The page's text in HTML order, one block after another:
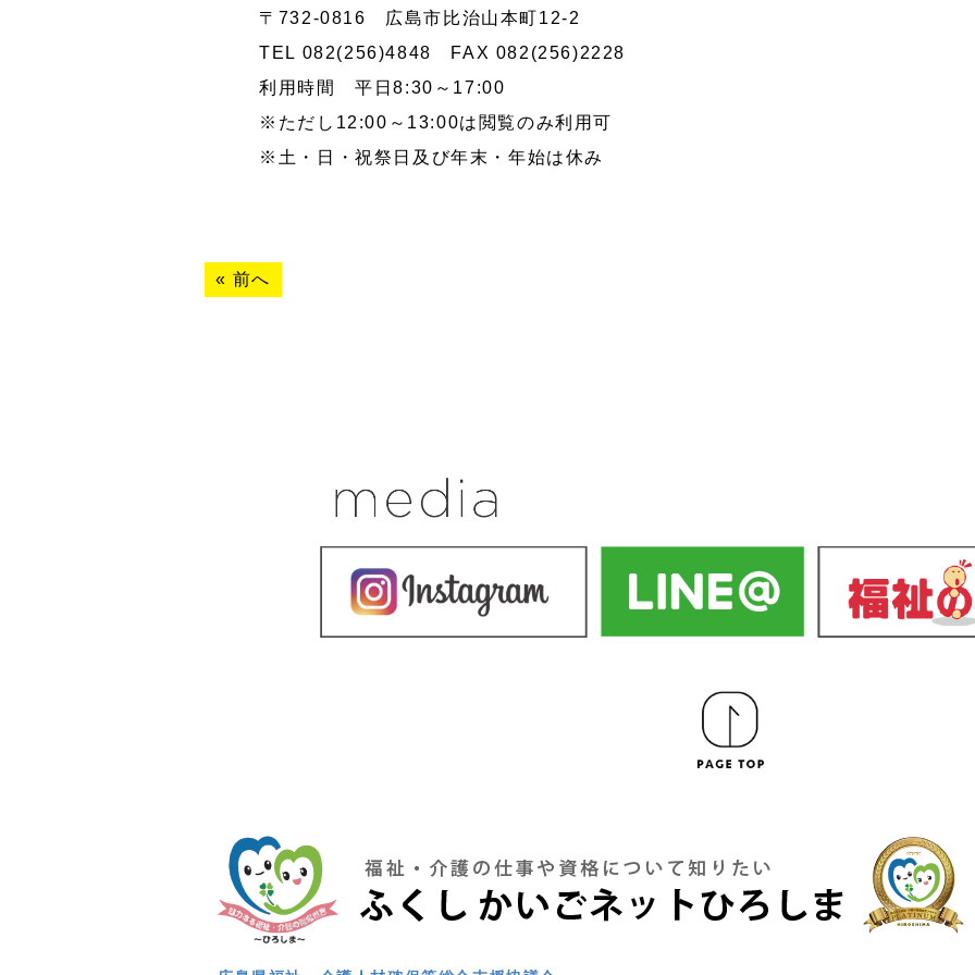
〒732-0816 広島市比治山本町12-2
TEL 082(256)4848 FAX 082(256)2228
利用時間 平日8:30～17:00
※ただし12:00～13:00は閲覧のみ利用可
※土・日・祝祭日及び年末・年始は休み
« 前へ